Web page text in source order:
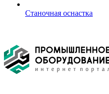
Станочная оснастка